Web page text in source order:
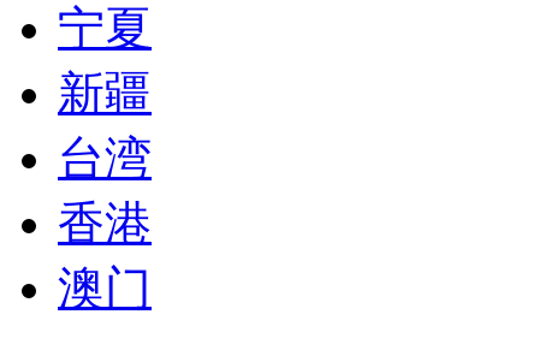
宁夏
新疆
台湾
香港
澳门